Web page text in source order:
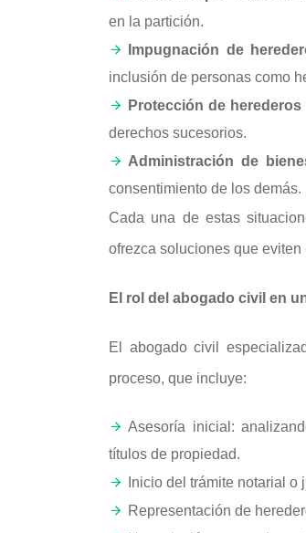
en la partición.
Impugnación de
inclusión de personas como
Protección de
derechos sucesorios.
Administración de
consentimiento de los demás.
Cada una de estas
ofrezca soluciones que
El rol del abogado civil en
El abogado civil
proceso, que incluye:
Asesoría inicial:
títulos de propiedad.
Inicio del trámite notarial
Representación de